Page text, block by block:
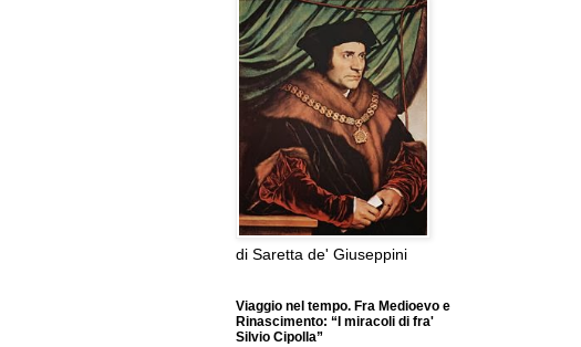
di Saretta de' Giuseppini
Viaggio nel tempo. Fra Medioevo e
Rinascimento: “I miracoli di fra'
Silvio Cipolla”